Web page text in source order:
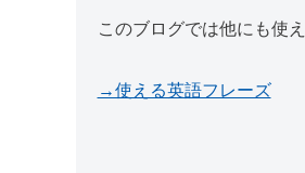
このブログでは他にも使
→使える英語フレーズ